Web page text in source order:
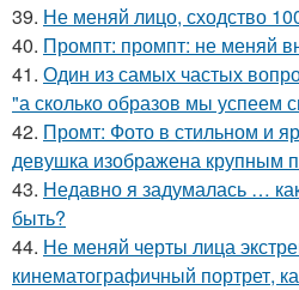
39. Не меняй лицо, сходство
40. Промпт: промпт: не меняй
41. Один из самых частых
"а сколько образов мы успеем
42. Промт: Фото в стильном и
девушка изображена крупным
43. Недавно я задумалась …
быть?
44. Не меняй черты лица
кинематографичный портрет,